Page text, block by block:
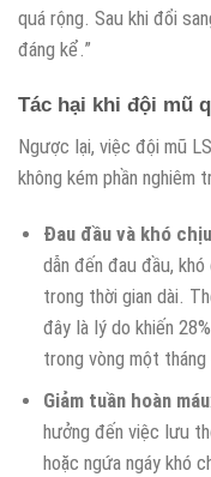
quá rộng. Sau khi đổi
đáng kể.”
Tác hại khi đội mũ
Ngược lại, việc đội mũ
không kém phần nghiêm
Đau đầu và khó chịu
dẫn đến đau đầu,
trong thời gian dài.
đây là lý do khiến
trong vòng một tháng
Giảm tuần hoàn máu
hưởng đến việc lưu
hoặc ngứa ngáy khó